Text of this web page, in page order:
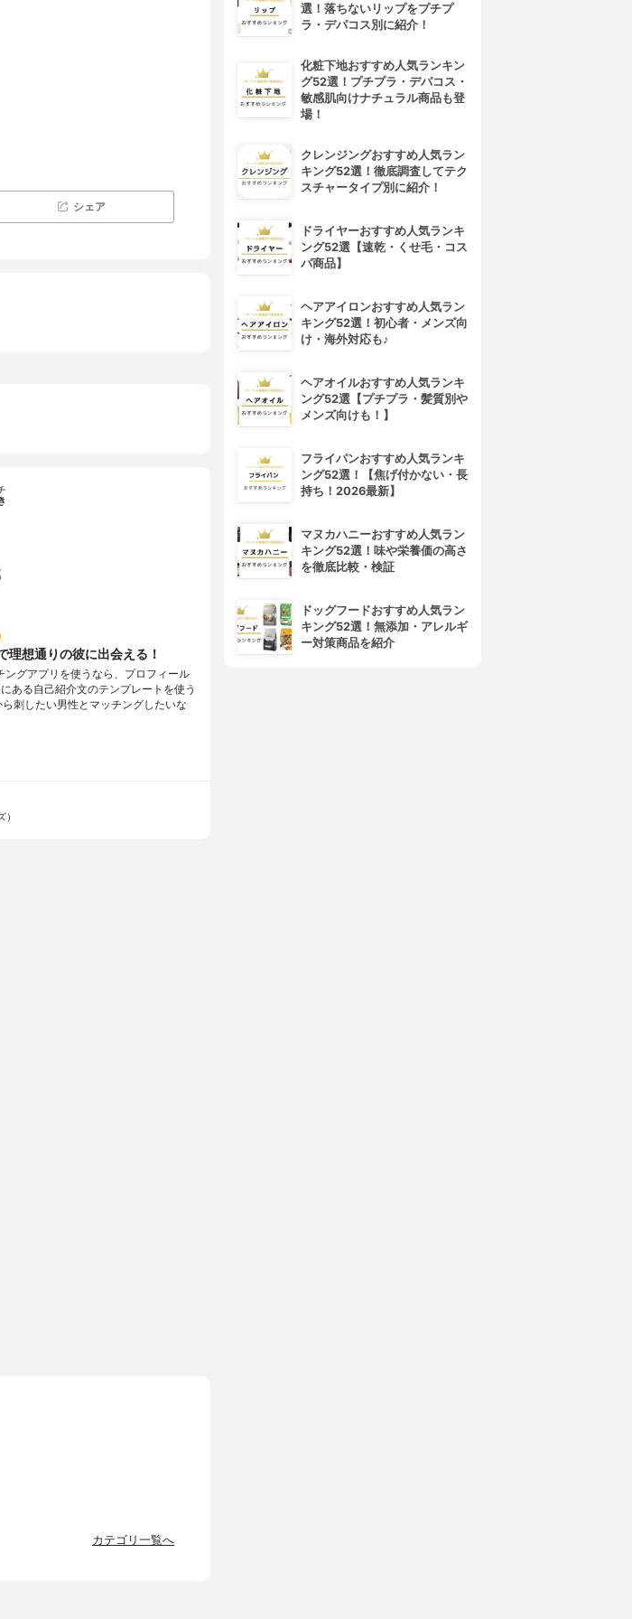
シェア
理想通りの彼に出会える！
ングアプリを使うなら、プロフィール
ある自己紹介文のテンプレートを使う
刺したい男性とマッチングしたいな
）
カテゴリ一覧へ
選！落ちないリップをプチプ
ラ・デパコス別に紹介！
化粧下地おすすめ人気ランキン
グ52選！プチプラ・デパコス・
敏感肌向けナチュラル商品も登
場！
クレンジングおすすめ人気ラン
キング52選！徹底調査してテク
スチャータイプ別に紹介！
ドライヤーおすすめ人気ランキ
ング52選【速乾・くせ毛・コス
パ商品】
ヘアアイロンおすすめ人気ラン
キング52選！初心者・メンズ向
け・海外対応も♪
ヘアオイルおすすめ人気ランキ
ング52選【プチプラ・髪質別や
メンズ向けも！】
フライパンおすすめ人気ランキ
ング52選！【焦げ付かない・長
持ち！2026最新】
マヌカハニーおすすめ人気ラン
キング52選！味や栄養価の高さ
を徹底比較・検証
ドッグフードおすすめ人気ラン
キング52選！無添加・アレルギ
ー対策商品を紹介